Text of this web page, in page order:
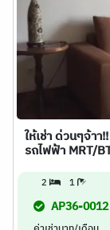
ให้เช่า ด่วนๆจ้า
รถไฟฟ้า MRT/
2 1
AP36-0012